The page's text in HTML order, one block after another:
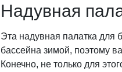
Надувная
Эта надувная палатка для
бассейна зимой, поэтому
Конечно, не только для